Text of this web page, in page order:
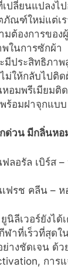
ปลี่ยนแปลงไ
ภัณฑ์ใหม่แต่เ
ต้องการของ
ในการซักผ้า
มีประสิทธิภา
ม่ให้กลับไปติ
หอมพรีเมียม
ร้อมฝาจุกแบ
ด่วน มีกลิ่นหอ
ลอรัล เบิร์ส
ฟรช คลีน –
นิลีเวอร์ยังไ
ฬาที่เร็วที่สุดใ
งชัดเจน ด้วย
กา